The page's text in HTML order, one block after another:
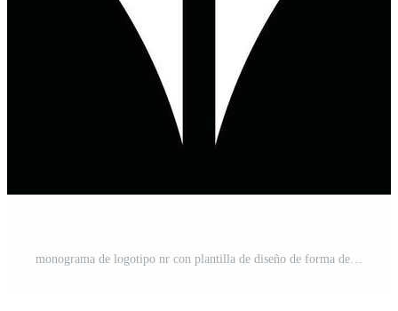
monograma de logotipo nr con plantilla de diseño de forma de diamante Vector Gratis